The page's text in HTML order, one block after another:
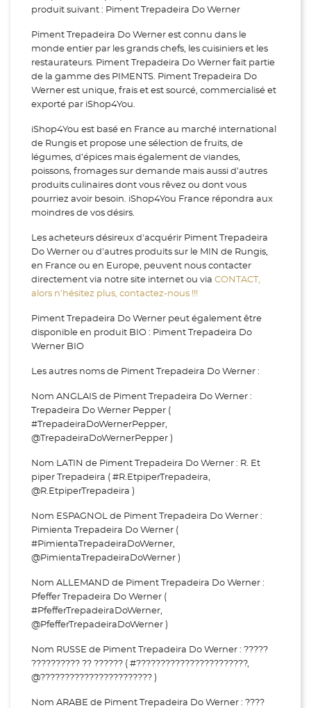
produit suivant : Piment Trepadeira Do Werner
Piment Trepadeira Do Werner est connu dans le
monde entier par les grands chefs, les cuisiniers et les
restaurateurs. Piment Trepadeira Do Werner fait partie
de la gamme des PIMENTS. Piment Trepadeira Do
Werner est unique, frais et est sourcé, commercialisé et
exporté par iShop4You.
iShop4You est basé en France au marché international
de Rungis et propose une sélection de fruits, de
légumes, d’épices mais également de viandes,
poissons, fromages sur demande mais aussi d’autres
produits culinaires dont vous rêvez ou dont vous
pourriez avoir besoin. iShop4You France répondra aux
moindres de vos désirs.
Les acheteurs désireux d'acquérir Piment Trepadeira
Do Werner ou d’autres produits sur le MIN de Rungis,
en France ou en Europe, peuvent nous contacter
directement via notre site internet ou via CONTACT,
alors n’hésitez plus, contactez-nous !!!
Piment Trepadeira Do Werner peut également être
disponible en produit BIO : Piment Trepadeira Do
Werner BIO
Les autres noms de Piment Trepadeira Do Werner :
Nom ANGLAIS de Piment Trepadeira Do Werner :
Trepadeira Do Werner Pepper (
#TrepadeiraDoWernerPepper,
@TrepadeiraDoWernerPepper )
Nom LATIN de Piment Trepadeira Do Werner : R. Et
piper Trepadeira ( #R.EtpiperTrepadeira,
@R.EtpiperTrepadeira )
Nom ESPAGNOL de Piment Trepadeira Do Werner :
Pimienta Trepadeira Do Werner (
#PimientaTrepadeiraDoWerner,
@PimientaTrepadeiraDoWerner )
Nom ALLEMAND de Piment Trepadeira Do Werner :
Pfeffer Trepadeira Do Werner (
#PfefferTrepadeiraDoWerner,
@PfefferTrepadeiraDoWerner )
Nom RUSSE de Piment Trepadeira Do Werner : ?????
?????????? ?? ?????? ( #???????????????????????,
@??????????????????????? )
Nom ARABE de Piment Trepadeira Do Werner : ????